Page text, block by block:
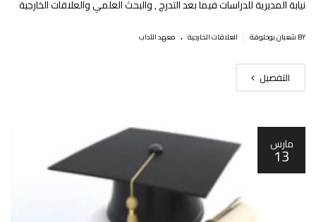
نيابة المديرية للدراسات فيما بعد التدرج , والبحث العلمي والعلاقات الخارجية
BY شعبان بوحلوفة العلاقات الخارجية . معهد الآداب
التفصيل
مارس
13